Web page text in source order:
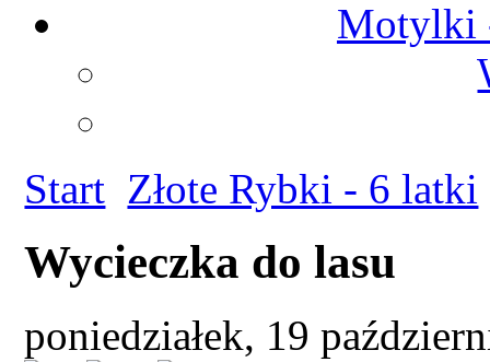
Motylki
Start Złote Rybki - 6 latki
Wycieczka do lasu
poniedziałek, 19